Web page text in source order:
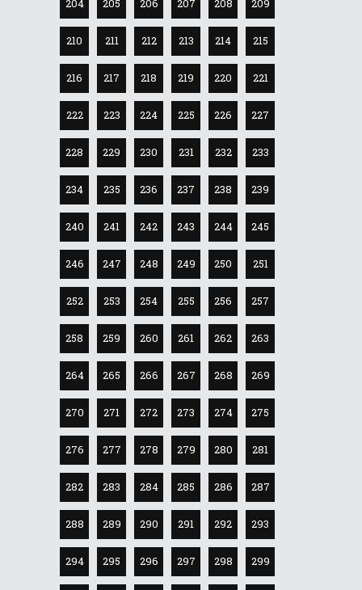
204 205 206 207 208 209
210 211 212 213 214 215
216 217 218 219 220 221
222 223 224 225 226 227
228 229 230 231 232 233
234 235 236 237 238 239
240 241 242 243 244 245
246 247 248 249 250 251
252 253 254 255 256 257
258 259 260 261 262 263
264 265 266 267 268 269
270 271 272 273 274 275
276 277 278 279 280 281
282 283 284 285 286 287
288 289 290 291 292 293
294 295 296 297 298 299